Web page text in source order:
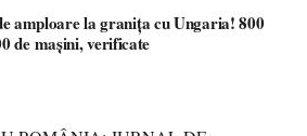
amploare la granița cu Ungaria! 800
de mașini, verificate